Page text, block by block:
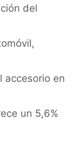
del
,
accesorio en
un 5,6%